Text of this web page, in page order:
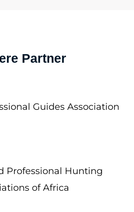
Partner
Guides Association
Professional Hunting
of Africa